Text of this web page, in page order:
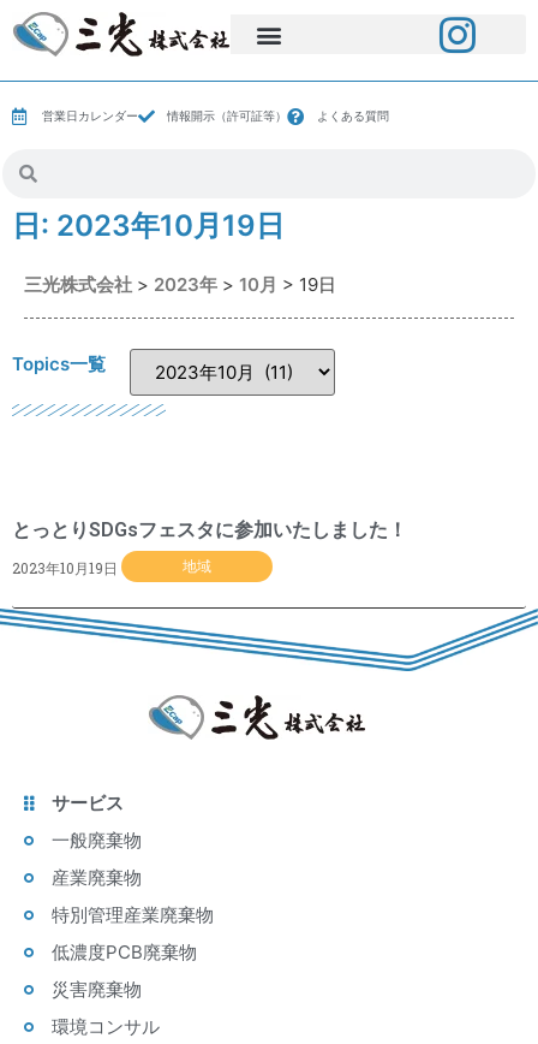
営業日カレンダー 情報開示（許可証等） よくある質問
日: 2023年10月19日
三光株式会社 > 2023年 > 10月 > 19日
Topics一覧
地域
とっとりSDGsフェスタに参加いたしました！
2023年10月19日
サービス
一般廃棄物
産業廃棄物
特別管理産業廃棄物
低濃度PCB廃棄物
災害廃棄物
環境コンサル